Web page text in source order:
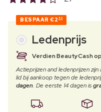
BESPAAR €2 50
Ledenprijs
Verdien BeautyCash
Actieprijzen and ledenprijzen
lid bij aankoop tegen de
dagen. De eerste 14 dagen is